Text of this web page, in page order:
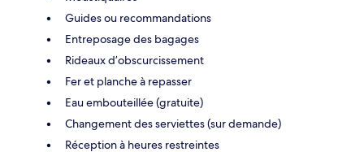
Guides ou recommandations
Entreposage des bagages
Rideaux d’obscurcissement
Fer et planche à repasser
Eau embouteillée (gratuite)
Changement des serviettes (sur demande)
Réception à heures restreintes